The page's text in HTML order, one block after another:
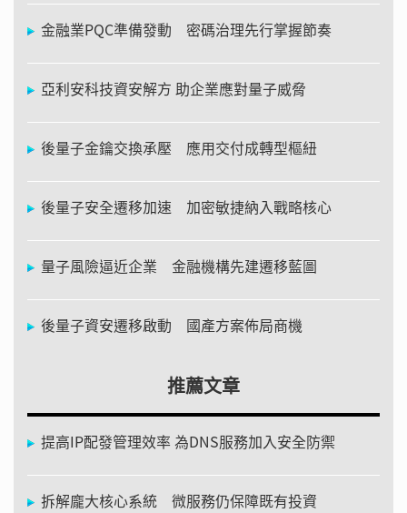
金融業PQC準備發動 密碼治理先行掌握節奏
亞利安科技資安解方 助企業應對量子威脅
後量子金鑰交換承壓 應用交付成轉型樞紐
後量子安全遷移加速 加密敏捷納入戰略核心
量子風險逼近企業 金融機構先建遷移藍圖
後量子資安遷移啟動 國產方案佈局商機
推薦文章
提高IP配發管理效率 為DNS服務加入安全防禦
拆解龐大核心系統 微服務仍保障既有投資